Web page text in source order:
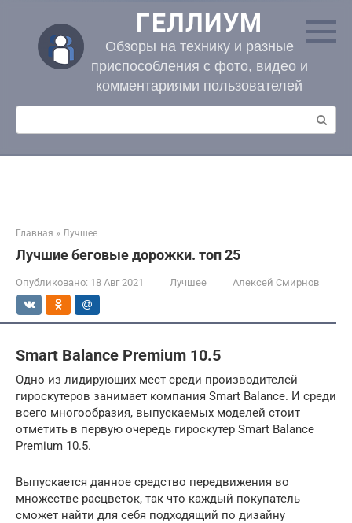
контенту
ГЕЛЛИУМ
Обзоры на технику и разные
приспособления с фото, видео и
комментариями пользователей
Поиск:
Главная » Лучшее
Лучшие беговые дорожки. топ 25
Опубликовано: 18 Авг 2021 Лучшее Алексей Смирнов
Smart Balance Premium 10.5
Одно из лидирующих мест среди производителей
гироскутеров занимает компания Smart Balance. И среди
всего многообразия, выпускаемых моделей стоит
отметить в первую очередь гироскутер Smart Balance
Premium 10.5.
Выпускается данное средство передвижения во
множестве расцветок, так что каждый покупатель
сможет найти для себя подходящий по дизайну